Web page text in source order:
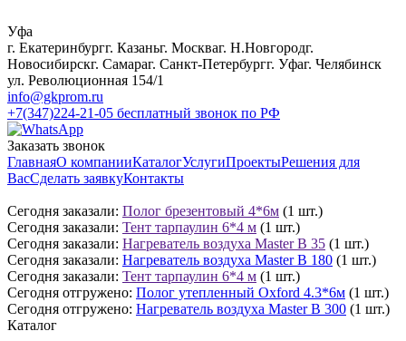
Уфа
г. Екатеринбургг. Казаньг. Москваг. Н.Новгородг.
Новосибирскг. Самараг. Санкт-Петербургг. Уфаг. Челябинск
ул. Революционная 154/1
info@gkprom.ru
+7(347)224-21-05 бесплатный звонок по РФ
Заказать звонок
ГлавнаяО компанииКаталогУслугиПроектыРешения для
ВасСделать заявкуКонтакты
Сегодня заказали: Полог брезентовый 4*6м (1 шт.)
Сегодня заказали: Тент тарпаулин 6*4 м (1 шт.)
Сегодня заказали: Нагреватель воздуха Master B 35 (1 шт.)
Сегодня заказали: Нагреватель воздуха Master B 180 (1 шт.)
Сегодня заказали: Тент тарпаулин 6*4 м (1 шт.)
Сегодня отгружено: Полог утепленный Oxford 4.3*6м (1 шт.)
Сегодня отгружено: Нагреватель воздуха Master B 300 (1 шт.)
Каталог